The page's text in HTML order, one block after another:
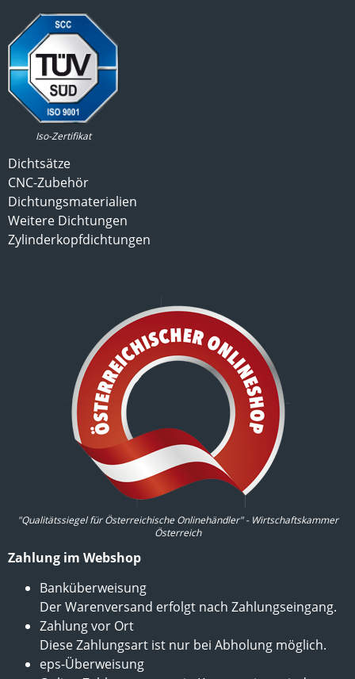
Iso-Zertifikat
Dichtsätze
CNC-Zubehör
Dichtungsmaterialien
Weitere Dichtungen
Zylinderkopfdichtungen
"Qualitätssiegel für Österreichische Onlinehändler" - Wirtschaftskammer
Österreich
Zahlung im Webshop
Banküberweisung
Der Warenversand erfolgt nach Zahlungseingang.
Zahlung vor Ort
Diese Zahlungsart ist nur bei Abholung möglich.
eps-Überweisung